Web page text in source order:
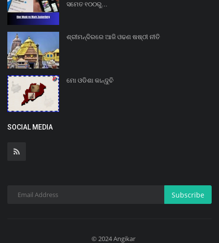
ସମେତ ୧୦୦ରୁ...
ଶ୍ରୀମନ୍ଦିରରେ ଆଜି ଓଢଣ ଷଷ୍ଠୀ ନୀତି
ମୋ ଓଡିଶା କାନ୍ଦୁଚି
SOCIAL MEDIA
Subscribe
© 2024 Angikar